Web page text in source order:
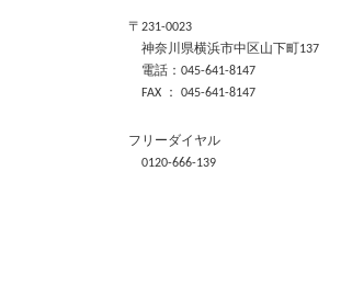
〒231-0023
神奈川県横浜市中区山下町137
電話：045-641-8147
FAX ： 045-641-8147
フリーダイヤル
0120-666-139